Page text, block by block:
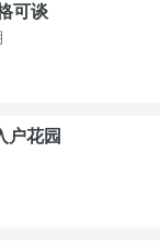
可谈
户花园